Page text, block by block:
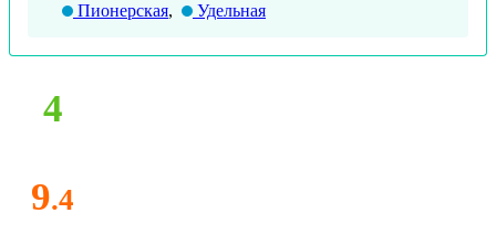
Пионерская, Удельная
4
9.4